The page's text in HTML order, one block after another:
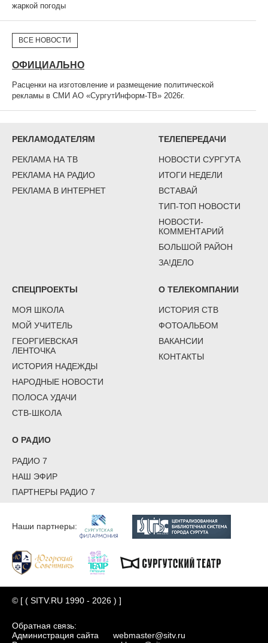
жаркой погоды
ВСЕ НОВОСТИ
ОФИЦИАЛЬНО
Расценки на изготовление и размещение политической
рекламы в СМИ АО «СургутИнформ-ТВ» 2026г.
РЕКЛАМОДАТЕЛЯМ
РЕКЛАМА НА ТВ
РЕКЛАМА НА РАДИО
РЕКЛАМА В ИНТЕРНЕТ
ТЕЛЕПЕРЕДАЧИ
НОВОСТИ СУРГУТА
ИТОГИ НЕДЕЛИ
ВСТАВАЙ
ТИП-ТОП НОВОСТИ
НОВОСТИ-
КОММЕНТАРИЙ
БОЛЬШОЙ РАЙОН
ЗА!ДЕЛО
СПЕЦПРОЕКТЫ
МОЯ ШКОЛА
МОЙ УЧИТЕЛЬ
ГЕОРГИЕВСКАЯ
ЛЕНТОЧКА
ИСТОРИЯ НАДЕЖДЫ
НАРОДНЫЕ НОВОСТИ
ПОЛОСА УДАЧИ
СТВ-ШКОЛА
О ТЕЛЕКОМПАНИИ
ИСТОРИЯ СТВ
ФОТОАЛЬБОМ
ВАКАНСИИ
КОНТАКТЫ
О РАДИО
РАДИО 7
НАШ ЭФИР
ПАРТНЕРЫ РАДИО 7
Наши партнеры:
© [ ( SITV.RU 1990 - 2026 ) ]
Обратная связь:
Администрация сайта
webmaster@sitv.ru